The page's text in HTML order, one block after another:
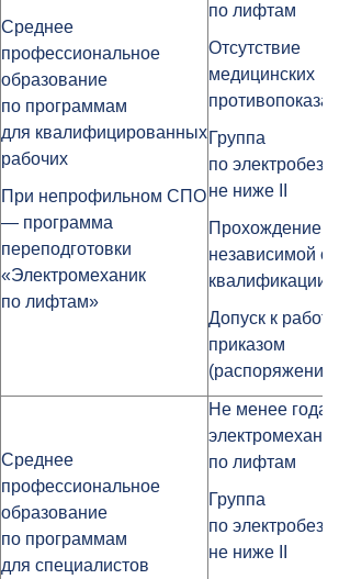
Среднее
профессиональное
образование
по программам
для квалифицированных
рабочих
При непрофильном СПО
— программа
переподготовки
«Электромеханик
по лифтам»
по лифтам
Отсутствие
медицинских
Группа
по
не ниже II
Прохождение
независимой
квалификации
Допуск к работе
приказом
Среднее
профессиональное
образование
по программам
для специалистов
Не менее года
по лифтам
Группа
по
не ниже II